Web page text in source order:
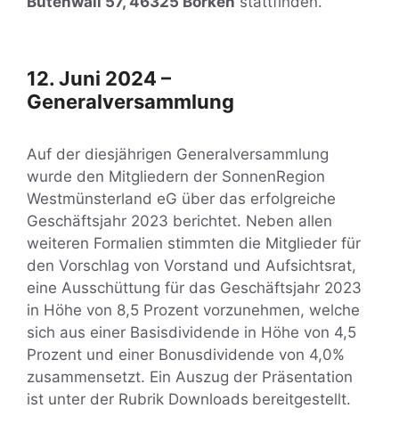
12. Juni 2024 –
Generalversammlung
Auf der diesjährigen Generalversammlung
wurde den Mitgliedern der SonnenRegion
Westmünsterland eG über das erfolgreiche
Geschäftsjahr 2023 berichtet. Neben allen
weiteren Formalien stimmten die Mitglieder für
den Vorschlag von Vorstand und Aufsichtsrat,
eine Ausschüttung für das Geschäftsjahr 2023
in Höhe von 8,5 Prozent vorzunehmen, welche
sich aus einer Basisdividende in Höhe von 4,5
Prozent und einer Bonusdividende von 4,0%
zusammensetzt. Ein Auszug der Präsentation
ist unter der Rubrik Downloads bereitgestellt.